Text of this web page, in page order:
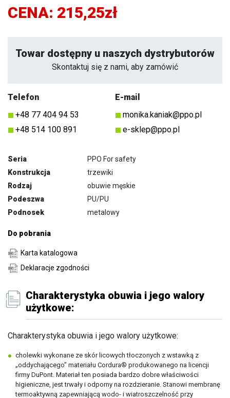
CENA: 215,25zł
Towar dostępny u naszych dystrybutorów
Skontaktuj się z nami, aby zamówić
Telefon
+48 77 404 94 53
+48 514 100 891
E-mail
monika.kaniak@ppo.pl
e-sklep@ppo.pl
Seria
PPO For safety
Konstrukcja
trzewiki
Rodzaj
obuwie męskie
Podeszwa
PU/PU
Podnosek
metalowy
Do pobrania
Karta katalogowa
Deklaracje zgodności
Charakterystyka obuwia i jego walory
użytkowe:
Charakterystyka obuwia i jego walory użytkowe:
cholewki wykonane ze skór licowych tłoczonych z wstawką z
„oddychającego” materiału Cordura® produkowanego na licencji
firmy DuPont. Materiał ten posiada bardzo dobre właściwości
higieniczne, jest trwały i odporny na rozdzieranie. Stanowi membranę
termoaktywną zapewniającą wodo- i wiatroszczelność przy